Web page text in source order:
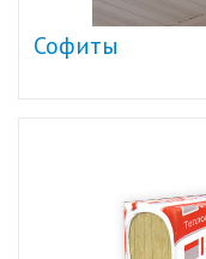
Софиты